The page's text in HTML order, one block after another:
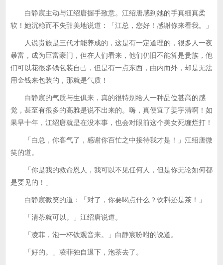
白静宸主动与江绍唐握手致意。江绍唐感到她的手真细真柔
软！她沉稳而不失甜美地说道：「江总，您好！感谢你来看我。」
人说贵族是三代才能养成的，这是有一定道理的，很多人一夜
暴富，成为巨富豪门，但在人们看来，他们仍旧不能算是贵族，他
们可以花很多钱包装自己，但是有一点东西，由内而外，却是无法
用金钱来包装的，那就是气质！
白静宸的气质与生俱来，真的很特别给人一种品位甚高的感
觉，甚至有很多的高雅是说不出来的。嗨，真便宜了姜宇清啊！如
果早十年，江绍唐就是在没本事，也会对眼前这个美女死缠烂打！
「白总，你客气了，感谢你百忙之中接待我才是！」江绍唐微
笑的道。
「你是我的救命恩人，我可以不见任何人，但是你无论如何都
是要见的！」
白静宸微笑的道：「对了，你要喝点什么？饮料还是茶！」
「清茶就可以。」江绍唐说道。
「凌菲，泡一杯铁观音来。」白静宸吩咐的说道。
「好的。」凌菲独自退下，泡茶去了。